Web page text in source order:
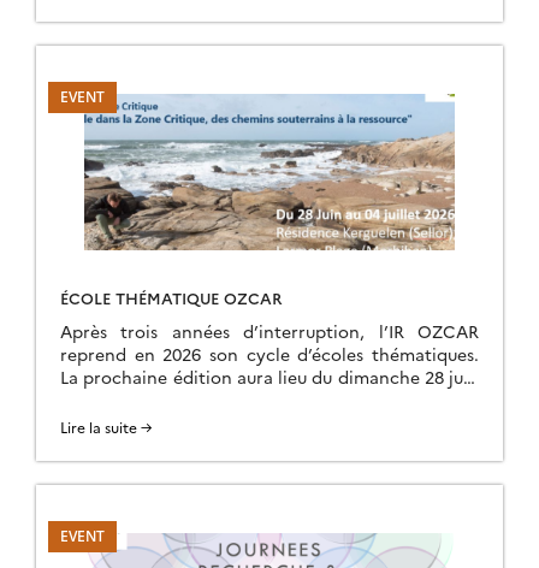
ÉCOLE THÉMATIQUE OZCAR
Après trois années d’interruption, l’IR OZCAR
reprend en 2026 son cycle d’écoles thématiques.
La prochaine édition aura lieu du dimanche 28 juin
Lire la suite →